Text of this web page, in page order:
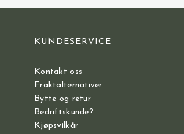
KUNDESERVICE
Kontakt oss
Fraktalternativer
Bytte og retur
Bedriftskunde?
Kjøpsvilkår